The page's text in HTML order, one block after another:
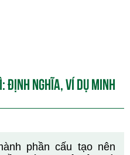
ĐỊNH NGHĨA, VÍ DỤ MINH
phần cấu tạo nên